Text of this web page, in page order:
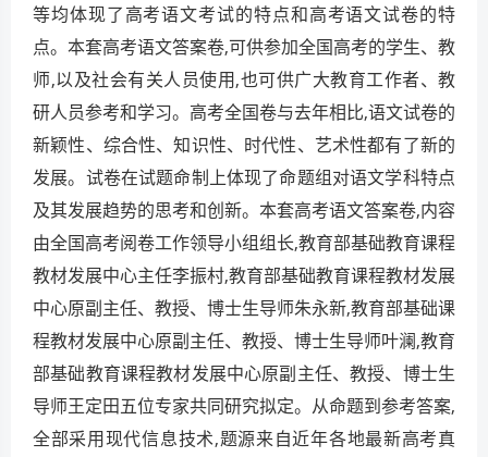
等均体现了高考语文考试的特点和高考语文试卷的特
点。本套高考语文答案卷,可供参加全国高考的学生、教
师,以及社会有关人员使用,也可供广大教育工作者、教
研人员参考和学习。高考全国卷与去年相比,语文试卷的
新颖性、综合性、知识性、时代性、艺术性都有了新的
发展。试卷在试题命制上体现了命题组对语文学科特点
及其发展趋势的思考和创新。本套高考语文答案卷,内容
由全国高考阅卷工作领导小组组长,教育部基础教育课程
教材发展中心主任李振村,教育部基础教育课程教材发展
中心原副主任、教授、博士生导师朱永新,教育部基础课
程教材发展中心原副主任、教授、博士生导师叶澜,教育
部基础教育课程教材发展中心原副主任、教授、博士生
导师王定田五位专家共同研究拟定。从命题到参考答案,
全部采用现代信息技术,题源来自近年各地最新高考真